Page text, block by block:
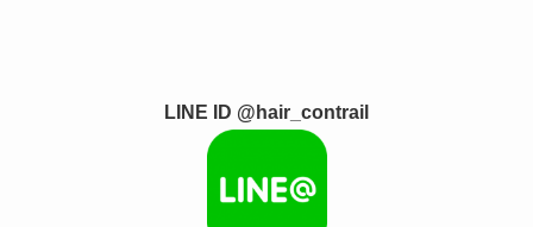
LINE ID @hair_contrail